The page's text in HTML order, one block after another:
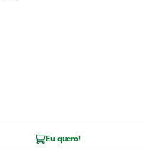
Eu quero!